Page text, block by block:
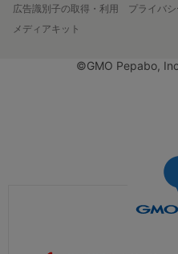
広告識別子の取得・利用
プライバ
メディアキット
©GMO Pepabo,